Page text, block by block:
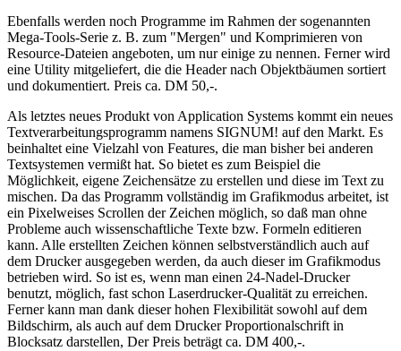
Ebenfalls werden noch Programme im Rahmen der sogenannten
Mega-Tools-Serie z. B. zum "Mergen" und Komprimieren von
Resource-Dateien angeboten, um nur einige zu nennen. Ferner wird
eine Utility mitgeliefert, die die Header nach Objektbäumen sortiert
und dokumentiert. Preis ca. DM 50,-.
Als letztes neues Produkt von Application Systems kommt ein neues
Textverarbeitungsprogramm namens SIGNUM! auf den Markt. Es
beinhaltet eine Vielzahl von Features, die man bisher bei anderen
Textsystemen vermißt hat. So bietet es zum Beispiel die
Möglichkeit, eigene Zeichensätze zu erstellen und diese im Text zu
mischen. Da das Programm vollständig im Grafikmodus arbeitet, ist
ein Pixelweises Scrollen der Zeichen möglich, so daß man ohne
Probleme auch wissenschaftliche Texte bzw. Formeln editieren
kann. Alle erstellten Zeichen können selbstverständlich auch auf
dem Drucker ausgegeben werden, da auch dieser im Grafikmodus
betrieben wird. So ist es, wenn man einen 24-Nadel-Drucker
benutzt, möglich, fast schon Laserdrucker-Qualität zu erreichen.
Ferner kann man dank dieser hohen Flexibilität sowohl auf dem
Bildschirm, als auch auf dem Drucker Proportionalschrift in
Blocksatz darstellen, Der Preis beträgt ca. DM 400,-.